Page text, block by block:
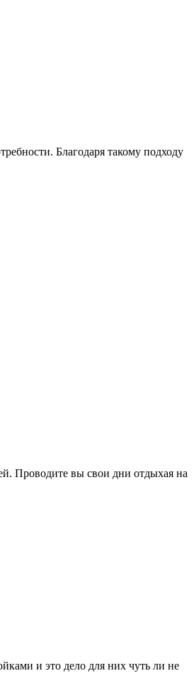
Благодаря такому подходу
Проводите вы свои дни отдыхая на
и это дело для них чуть ли не